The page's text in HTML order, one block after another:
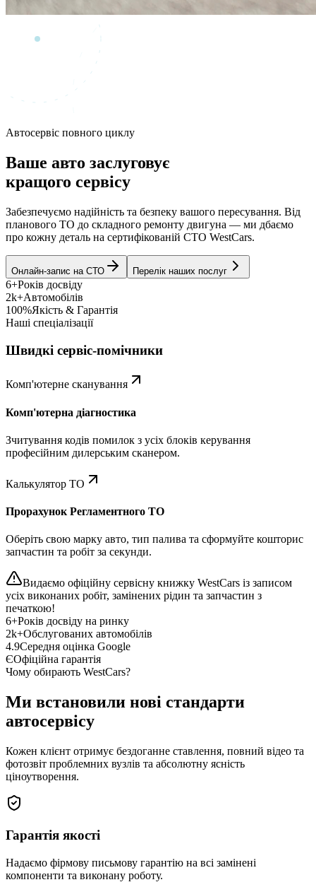
Автосервіс повного циклу
Ваше авто заслуговує
кращого сервісу
Забезпечуємо надійність та безпеку вашого пересування. Від
планового ТО до складного ремонту двигуна — ми дбаємо
про кожну деталь на сертифікованій СТО WestCars.
Онлайн-запис на СТО Перелік наших послуг
6+Років досвіду
2k+Автомобілів
100%Якість & Гарантія
Наші спеціалізації
Швидкі сервіс-помічники
Комп'ютерне сканування
Комп'ютерна діагностика
Зчитування кодів помилок з усіх блоків керування
професійним дилерським сканером.
Калькулятор ТО
Прорахунок Регламентного ТО
Оберіть свою марку авто, тип палива та сформуйте кошторис
запчастин та робіт за секунди.
Видаємо офіційну сервісну книжку WestCars із записом
усіх виконаних робіт, замінених рідин та запчастин з
печаткою!
6+Років досвіду на ринку
2k+Обслугованих автомобілів
4.9Середня оцінка Google
ЄОфіційна гарантія
Чому обирають WestCars?
Ми встановили нові стандарти
автосервісу
Кожен клієнт отримує бездоганне ставлення, повний відео та
фотозвіт проблемних вузлів та абсолютну ясність
ціноутворення.
Гарантія якості
Надаємо фірмову письмову гарантію на всі замінені
компоненти та виконану роботу.